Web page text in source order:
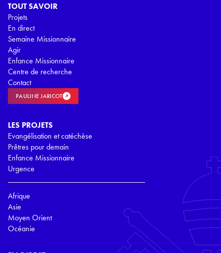
TOUT SAVOIR
Projets
En direct
Semaine Missionnaire
Agir
Enfance Missionnaire
Centre de recherche
Contact
PAULINE JARICOT
LES PROJETS
Evangélisation et catéchèse
Prêtres pour demain
Enfance Missionnaire
Urgence
Afrique
Asie
Moyen Orient
Océanie